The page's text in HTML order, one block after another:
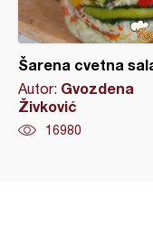
Šarena cvetna
Autor: Gvozdena
Živković
16980